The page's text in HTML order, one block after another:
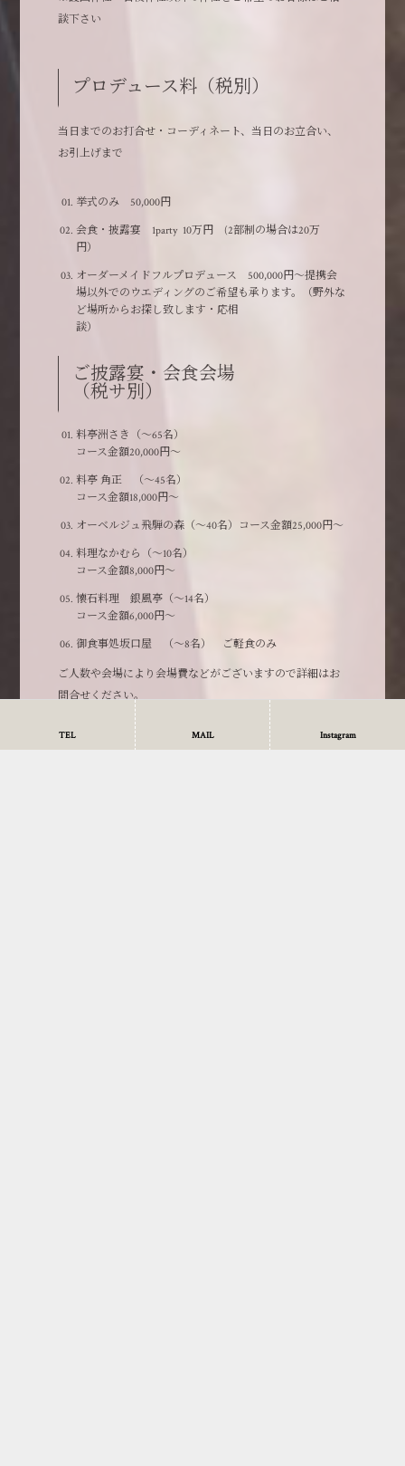
談下さい
プロデュース料（税別）
当日までのお打合せ・コーディネート、当日のお立合い、
お引上げまで
挙式のみ 50,000円
会食・披露宴 1party 10万円 (2部制の場合は20万
円）
オーダーメイドフルプロデュース 500,000円～提携会
場以外でのウエディングのご希望も承ります。（野外な
ど場所からお探し致します・応相
談
ご披露宴・会食会場
（税サ別）
料亭洲さき（～65名）
コース金額20,000円～
料亭 角正 （～45名）
コース金額18,000円～
オーベルジュ飛騨の森（～40名）コース金額25,000円～
料理なかむら（～10名）
コース金額8,000円～
懐石料理 銀風亭（～14名）
コース金額6,000円～
御食事処坂口屋 （～8名） ご軽食のみ
ご人数や会場により会場費などがございますので詳細はお
問合せください。
【さちかさね/料亭お重お持ち帰り】5,000円(税別)から。
TEL MAIL Instagram